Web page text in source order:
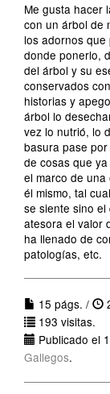
Me gusta hacer
con un árbol de
los adornos
donde ponerlo,
del árbol y su
conservados
historias y
árbol lo
vez lo nutrió, lo
basura pase
de cosas que
el marco de
él mismo, tal
se siente sino el
atesora el valor
ha llenado de
patologías, etc.
15 págs. /
193 visitas.
Publicado el
Gallegos.